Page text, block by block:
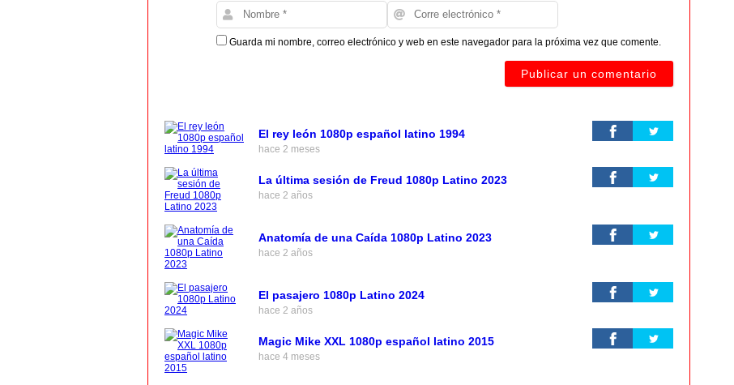
Guarda mi nombre, correo electrónico y web en este navegador para la próxima vez que comente.
El rey león 1080p español latino 1994
hace 2 meses
La última sesión de Freud 1080p Latino 2023
hace 2 años
Anatomía de una Caída 1080p Latino 2023
hace 2 años
El pasajero 1080p Latino 2024
hace 2 años
Magic Mike XXL 1080p español latino 2015
hace 4 meses